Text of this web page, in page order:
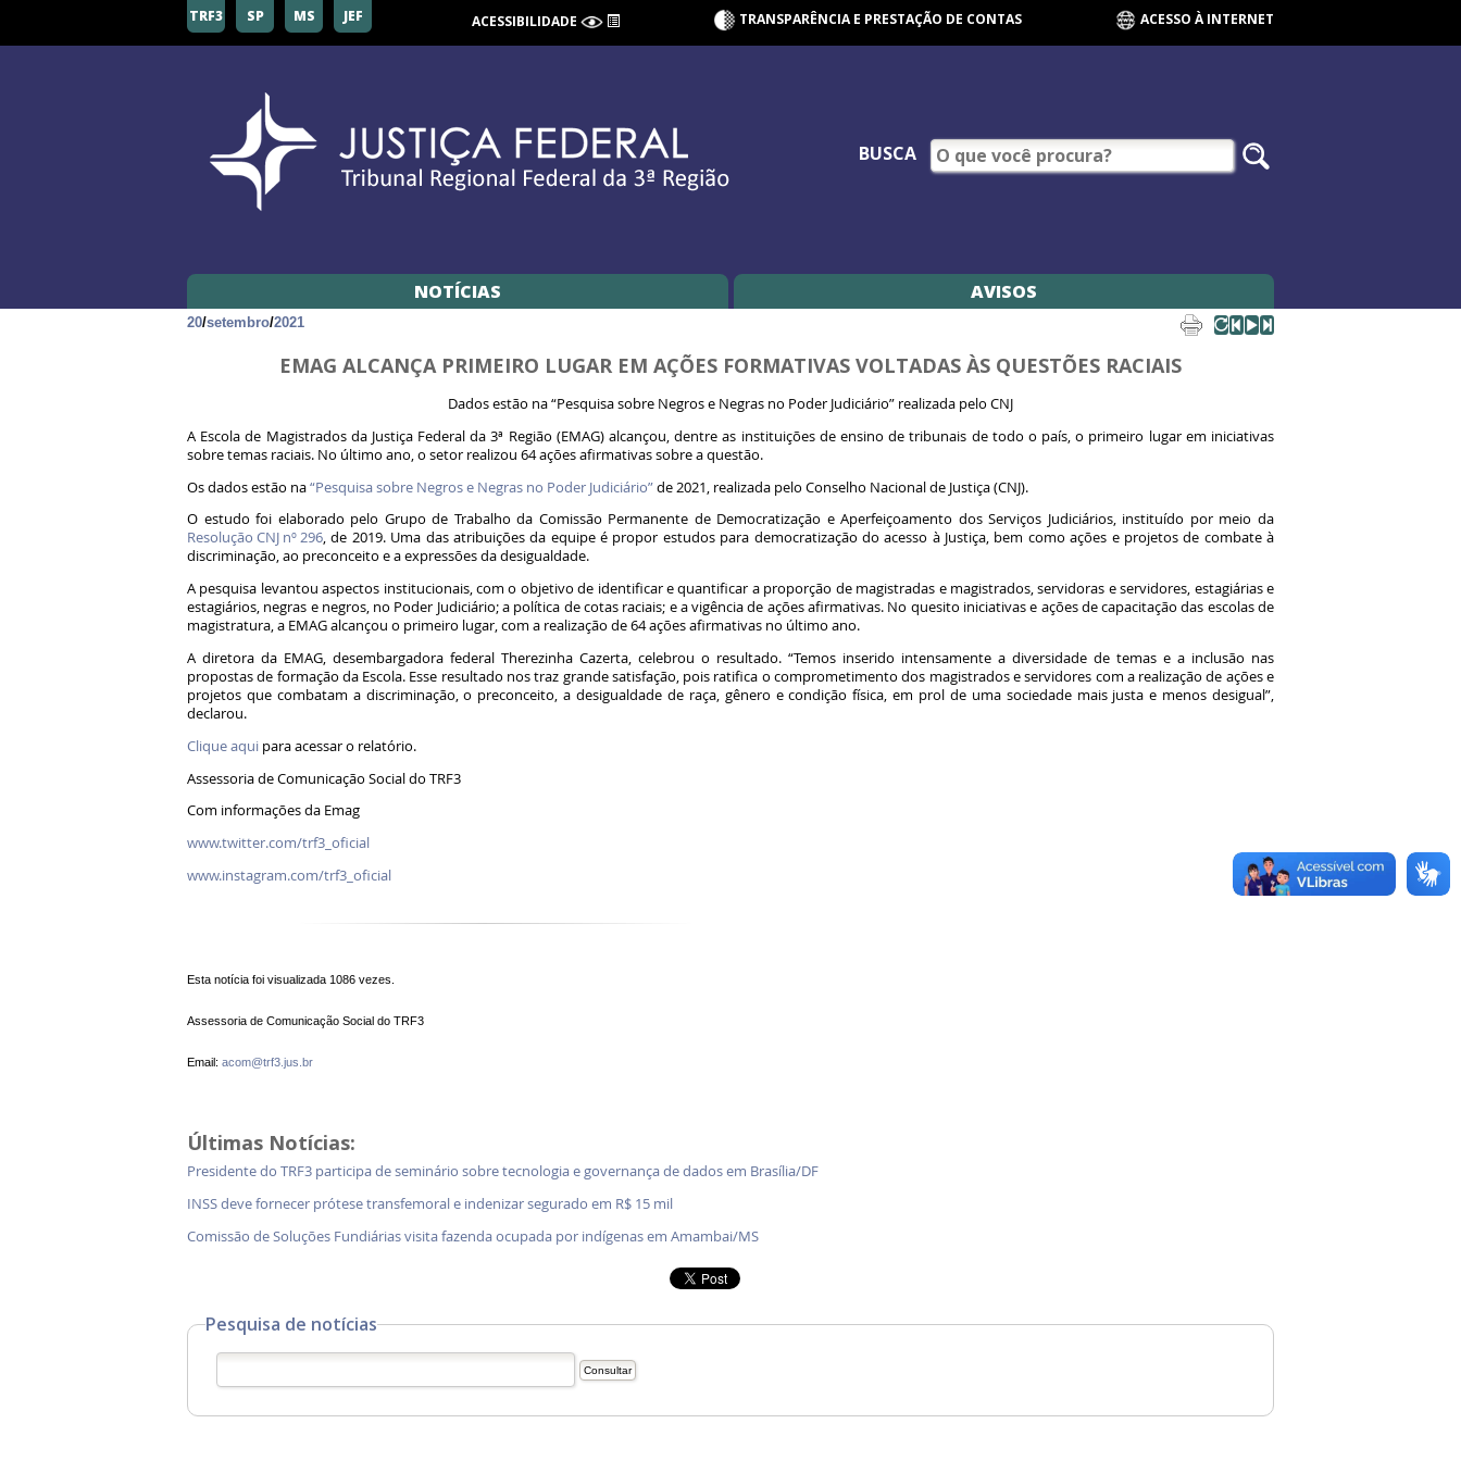
TRF3 SP MS JEF ACESSIBILIDADE TRANSPARÊNCIA E PRESTAÇÃO DE CONTAS ACESSO À INTERNET
BUSCA
NOTÍCIAS AVISOS
20/setembro/2021
EMAG ALCANÇA PRIMEIRO LUGAR EM AÇÕES FORMATIVAS VOLTADAS ÀS QUESTÕES RACIAIS
Dados estão na “Pesquisa sobre Negros e Negras no Poder Judiciário” realizada pelo CNJ
A Escola de Magistrados da Justiça Federal da 3ª Região (EMAG) alcançou, dentre as instituições de ensino de tribunais de todo o país, o primeiro lugar em iniciativas
sobre temas raciais. No último ano, o setor realizou 64 ações afirmativas sobre a questão.
Os dados estão na“Pesquisa sobre Negros e Negras no Poder Judiciário”de 2021, realizada pelo Conselho Nacional de Justiça (CNJ).
O estudo foi elaborado pelo Grupo de Trabalho da Comissão Permanente de Democratização e Aperfeiçoamento dos Serviços Judiciários, instituído por meio da
Resolução CNJ nº 296, de 2019. Uma das atribuições da equipe é propor estudos para democratização do acesso à Justiça, bem como ações e projetos de combate à
discriminação, ao preconceito e a expressões da desigualdade.
A pesquisa levantou aspectos institucionais, com o objetivo de identificar e quantificar a proporção de magistradas e magistrados, servidoras e servidores, estagiárias e
estagiários, negras e negros, no Poder Judiciário; a política de cotas raciais; e a vigência de ações afirmativas. No quesito iniciativas e ações de capacitação das escolas de
magistratura, a EMAG alcançou o primeiro lugar, com a realização de 64 ações afirmativas no último ano.
A diretora da EMAG, desembargadora federal Therezinha Cazerta, celebrou o resultado. “Temos inserido intensamente a diversidade de temas e a inclusão nas
propostas de formação da Escola. Esse resultado nos traz grande satisfação, pois ratifica o comprometimento dos magistrados e servidores com a realização de ações e
projetos que combatam a discriminação, o preconceito, a desigualdade de raça, gênero e condição física, em prol de uma sociedade mais justa e menos desigual”,
declarou.
Clique aqui para acessar o relatório.
Assessoria de Comunicação Social do TRF3
Com informações da Emag
www.twitter.com/trf3_oficial
www.instagram.com/trf3_oficial
Esta notícia foi visualizada 1086 vezes.
Assessoria de Comunicação Social do TRF3
Email: acom@trf3.jus.br
Últimas Notícias:
Presidente do TRF3 participa de seminário sobre tecnologia e governança de dados em Brasília/DF
INSS deve fornecer prótese transfemoral e indenizar segurado em R$ 15 mil
Comissão de Soluções Fundiárias visita fazenda ocupada por indígenas em Amambai/MS
Pesquisa de notícias